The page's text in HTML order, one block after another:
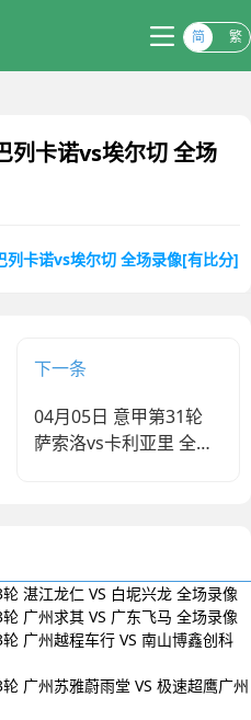
简 繁
列卡诺vs埃尔切 全场
卡诺vs埃尔切 全场录像[有比分]
下一条
04月05日 意甲第31轮
萨索洛vs卡利亚里 全场
湛江龙仁 VS 白坭兴龙 全场录像
广州求其 VS 广东飞马 全场录像
广州越程车行 VS 南山博鑫创科
广州苏雅蔚雨堂 VS 极速超鹰广州